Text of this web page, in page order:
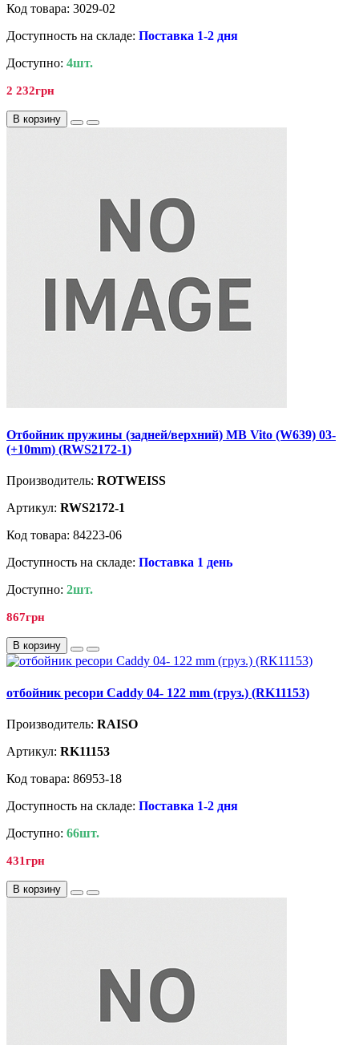
Код товара: 3029-02
Доступность на складе: Поставка 1-2 дня
Доступно: 4шт.
2 232грн
В корзину
Отбойник пружины (задней/верхний) MB Vito (W639) 03-
(+10mm) (RWS2172-1)
Производитель: ROTWEISS
Артикул: RWS2172-1
Код товара: 84223-06
Доступность на складе: Поставка 1 день
Доступно: 2шт.
867грн
В корзину
отбойник ресори Caddy 04- 122 mm (груз.) (RK11153)
Производитель: RAISO
Артикул: RK11153
Код товара: 86953-18
Доступность на складе: Поставка 1-2 дня
Доступно: 66шт.
431грн
В корзину